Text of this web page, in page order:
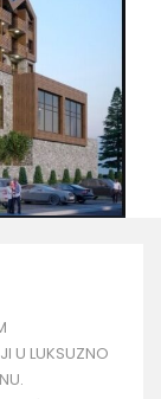
U LUKSUZNO